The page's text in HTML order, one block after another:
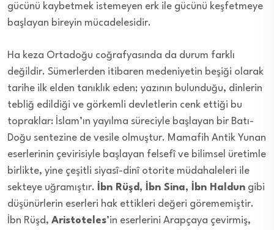
gücünü kaybetmek istemeyen erk ile gücünü keşfetmeye
başlayan bireyin mücadelesidir.
Ha keza Ortadoğu coğrafyasında da durum farklı
değildir. Sümerlerden itibaren medeniyetin beşiği olarak
tarihe ilk elden tanıklık eden; yazının bulunduğu, dinlerin
tebliğ edildiği ve görkemli devletlerin cenk ettiği bu
topraklar: İslam’ın yayılma süreciyle başlayan bir Batı-
Doğu sentezine de vesile olmuştur. Mamafih Antik Yunan
eserlerinin çevirisiyle başlayan felsefî ve bilimsel üretimle
birlikte, yine çeşitli siyasî-dinî otorite müdahaleleri ile
sekteye uğramıştır.
İbn Rüşd, İbn Sina, İbn Haldun gibi
düşünürlerin eserleri hak ettikleri değeri görememiştir.
İbn Rüşd, Aristoteles’in eserlerini Arapçaya çevirmiş,